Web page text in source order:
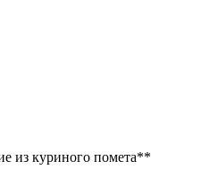
из куриного помета**